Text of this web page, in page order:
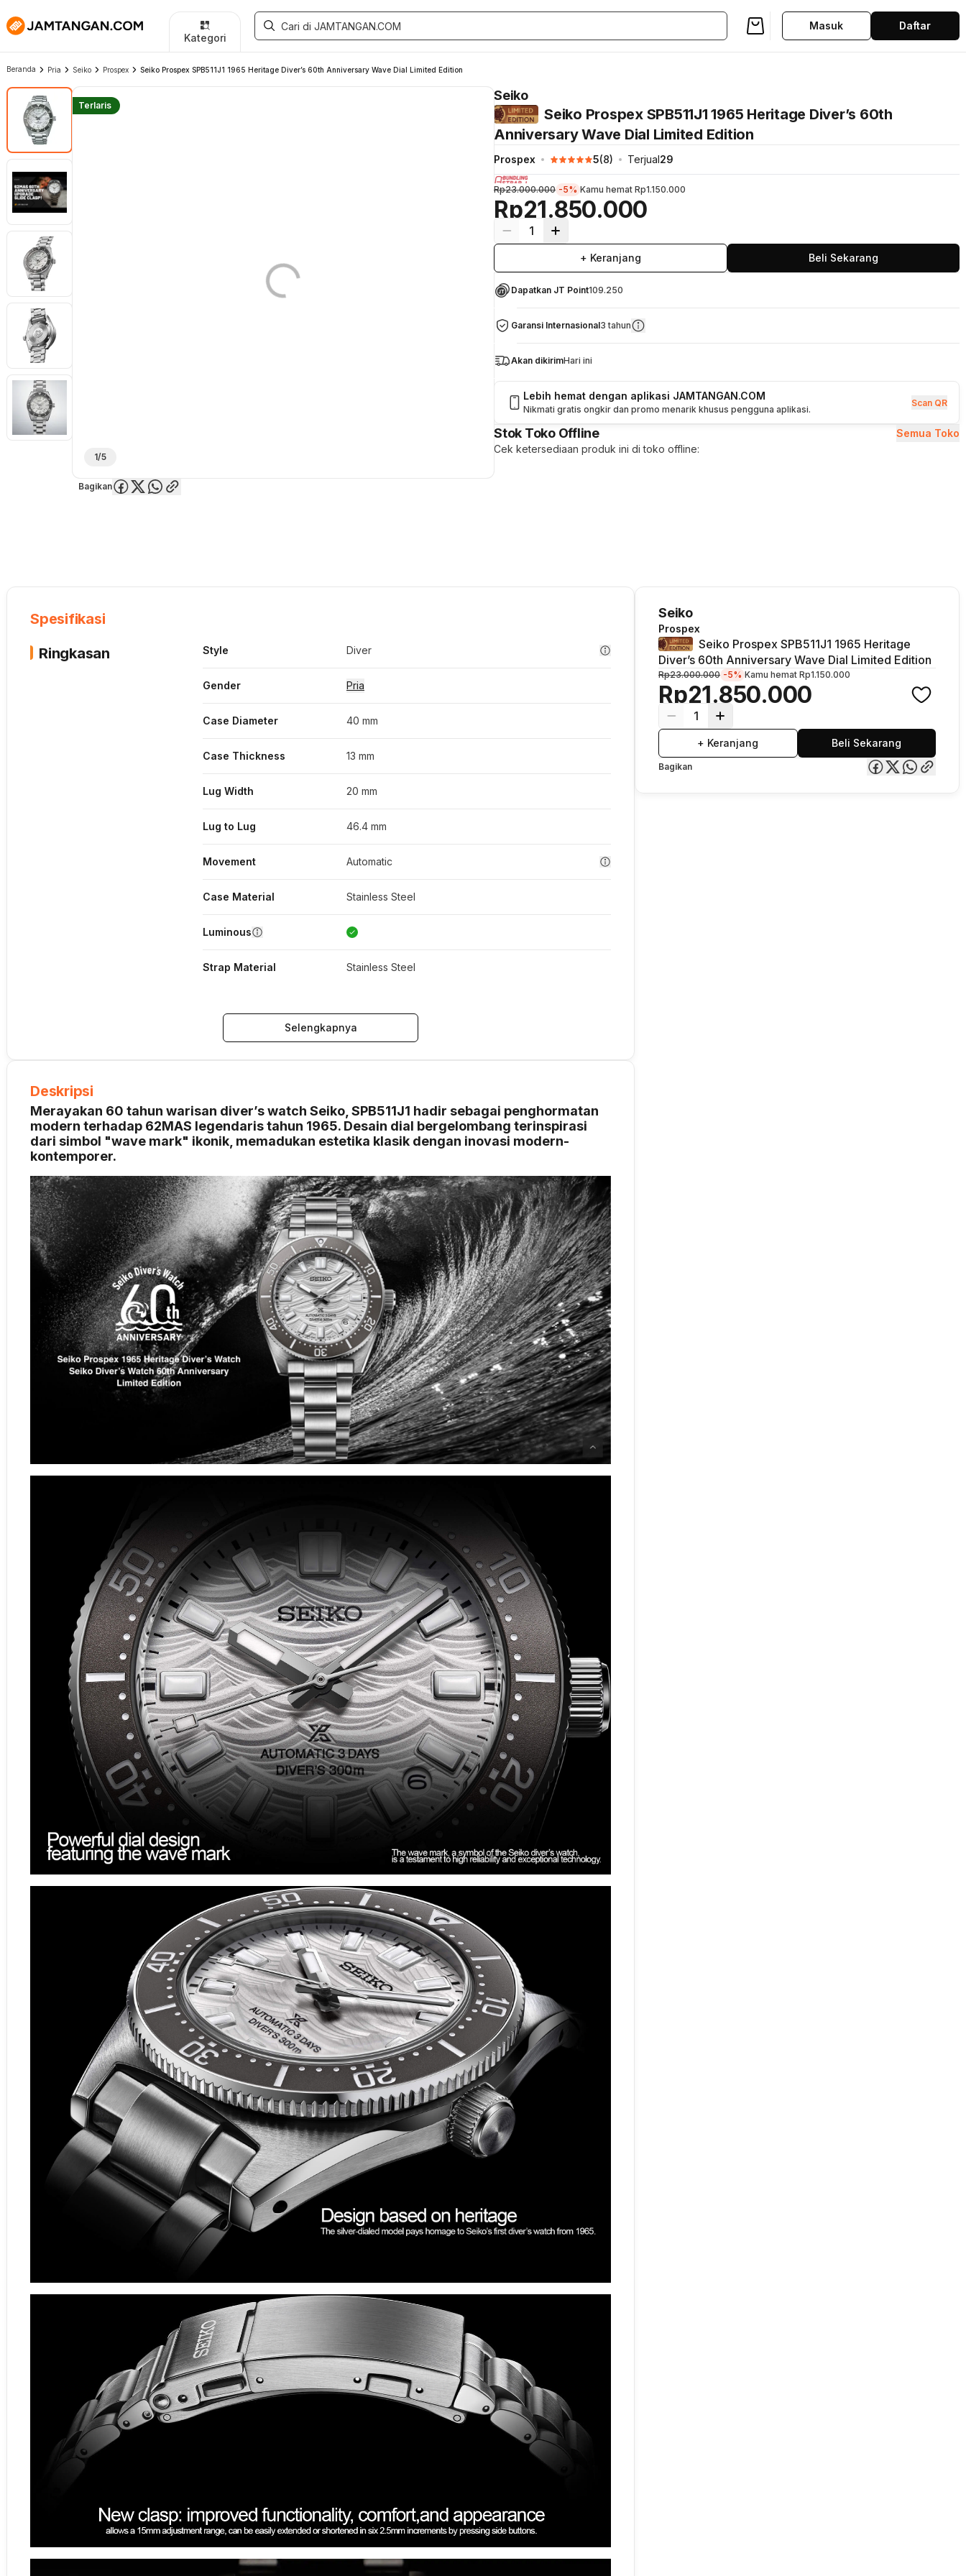
Kategori
Masuk Daftar
Beranda Pria Seiko Prospex Seiko Prospex SPB511J1 1965 Heritage Diver’s 60th Anniversary Wave Dial Limited Edition
Terlaris
1/5
Bagikan
Seiko
Seiko Prospex SPB511J1 1965 Heritage Diver’s 60th
Anniversary Wave Dial Limited Edition
Prospex 5(8) Terjual29
Rp21.850.000
Rp23.000.000 -5% Kamu hemat Rp1.150.000
1
+ Keranjang Beli Sekarang
Dapatkan JT Point109.250
Garansi Internasional3 tahun
Akan dikirimHari ini
Lebih hemat dengan aplikasi JAMTANGAN.COM
Nikmati gratis ongkir dan promo menarik khusus pengguna aplikasi.
Scan QR
Stok Toko Offline
Semua Toko
Cek ketersediaan produk ini di toko offline:
Spesifikasi
Ringkasan
Style Diver
Gender Pria
Case Diameter 40 mm
Case Thickness 13 mm
Lug Width 20 mm
Lug to Lug 46.4 mm
Movement Automatic
Case Material Stainless Steel
Luminous
Strap Material Stainless Steel
Selengkapnya
Deskripsi
Merayakan 60 tahun warisan diver’s watch Seiko, SPB511J1 hadir sebagai penghormatan
modern terhadap 62MAS legendaris tahun 1965. Desain dial bergelombang terinspirasi
dari simbol "wave mark" ikonik, memadukan estetika klasik dengan inovasi modern-
kontemporer.
Seiko
Prospex
Seiko Prospex SPB511J1 1965 Heritage
Diver’s 60th Anniversary Wave Dial Limited Edition
Rp21.850.000
Rp23.000.000 -5% Kamu hemat Rp1.150.000
1
+ Keranjang Beli Sekarang
Bagikan